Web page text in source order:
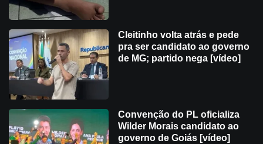
Cleitinho volta atrás e pede
pra ser candidato ao governo
de MG; partido nega [vídeo]
Convenção do PL oficializa
Wilder Morais candidato ao
governo de Goiás [vídeo]